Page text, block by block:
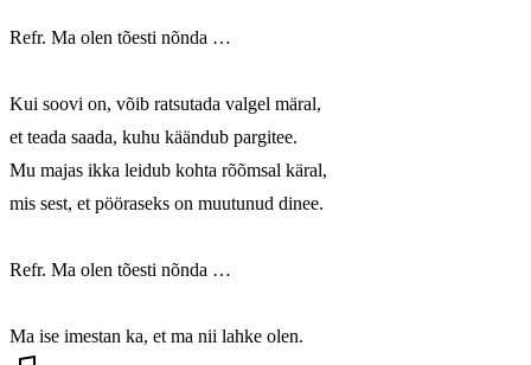
Refr. Ma olen tõesti nõnda …
Kui soovi on, võib ratsutada valgel märal,
et teada saada, kuhu käändub pargitee.
Mu majas ikka leidub kohta rõõmsal käral,
mis sest, et pööraseks on muutunud dinee.
Refr. Ma olen tõesti nõnda …
Ma ise imestan ka, et ma nii lahke olen.